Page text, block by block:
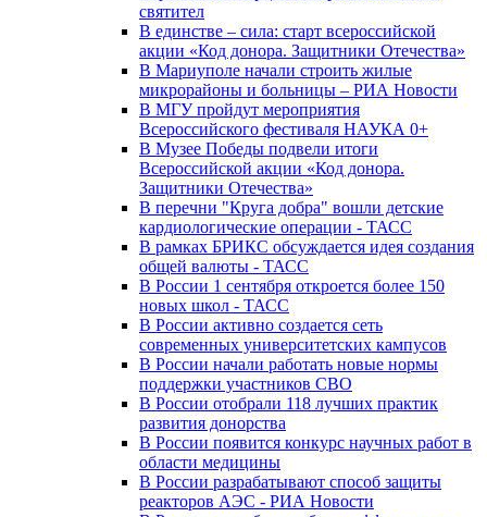
святител
В единстве – сила: старт всероссийской
акции «Код донора. Защитники Отечества»
В Мариуполе начали строить жилые
микрорайоны и больницы – РИА Новости
В МГУ пройдут мероприятия
Всероссийского фестиваля НАУКА 0+
В Музее Победы подвели итоги
Всероссийской акции «Код донора.
Защитники Отечества»
В перечни "Круга добра" вошли детские
кардиологические операции - ТАСС
В рамках БРИКС обсуждается идея создания
общей валюты - ТАСС
В России 1 сентября откроется более 150
новых школ - ТАСС
В России активно создается сеть
современных университетских кампусов
В России начали работать новые нормы
поддержки участников СВО
В России отобрали 118 лучших практик
развития донорства
В России появится конкурс научных работ в
области медицины
В России разрабатывают способ защиты
реакторов АЭС - РИА Новости